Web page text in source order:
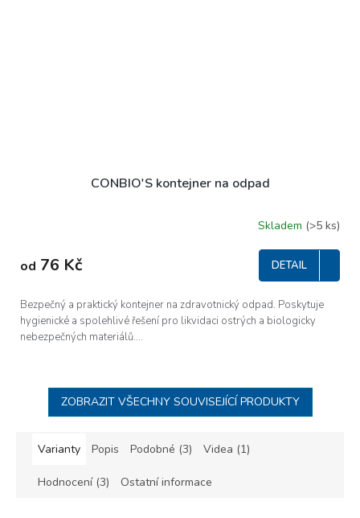
CONBIO'S kontejner na odpad
Skladem (>5 ks)
od 76 Kč DETAIL
Bezpečný a praktický kontejner na zdravotnický odpad. Poskytuje
hygienické a spolehlivé řešení pro likvidaci ostrých a biologicky
nebezpečných materiálů....
ZOBRAZIT VŠECHNY SOUVISEJÍCÍ PRODUKTY
Varianty Popis Podobné (3) Videa (1)
Hodnocení (3) Ostatní informace